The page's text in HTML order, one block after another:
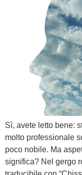
Sì, avete letto bene:
molto professionale
poco nobile. Ma
significa? Nel gergo